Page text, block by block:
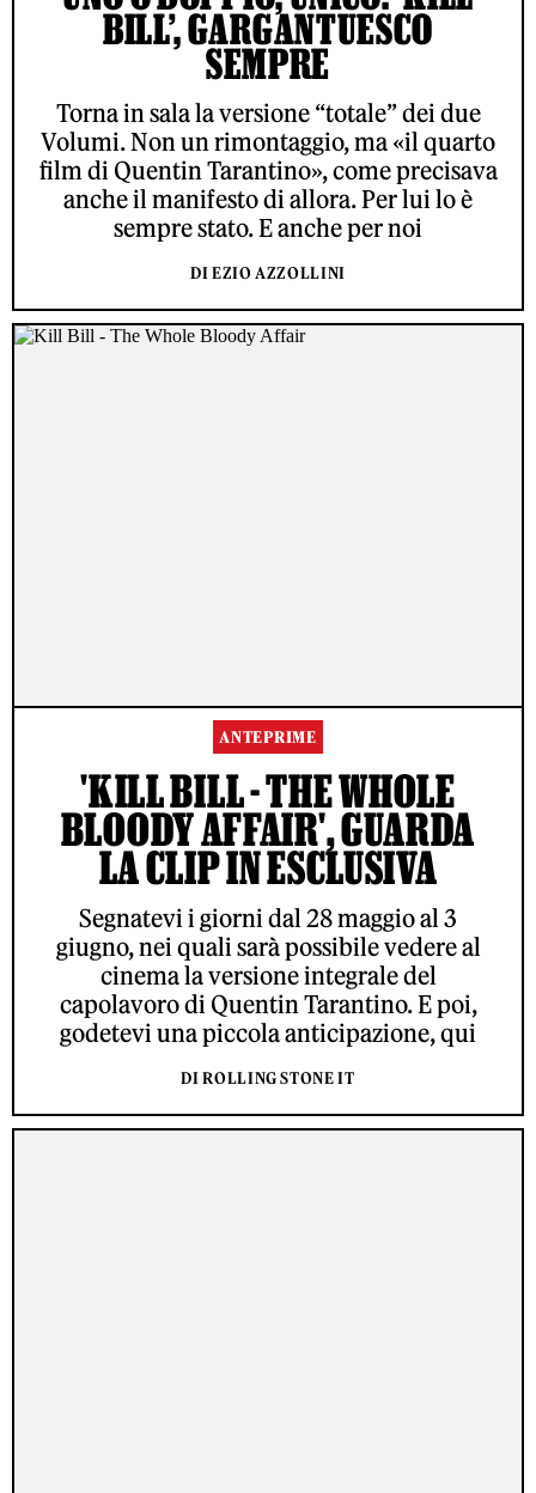
BILL’, GARGANTUESCO
SEMPRE
Torna in sala la versione “totale” dei due
Volumi. Non un rimontaggio, ma «il quarto
film di Quentin Tarantino», come precisava
anche il manifesto di allora. Per lui lo è
sempre stato. E anche per noi
DI EZIO AZZOLLINI
ANTEPRIME
'KILL BILL - THE WHOLE
BLOODY AFFAIR', GUARDA
LA CLIP IN ESCLUSIVA
Segnatevi i giorni dal 28 maggio al 3
giugno, nei quali sarà possibile vedere al
cinema la versione integrale del
capolavoro di Quentin Tarantino. E poi,
godetevi una piccola anticipazione, qui
DI ROLLING STONE IT